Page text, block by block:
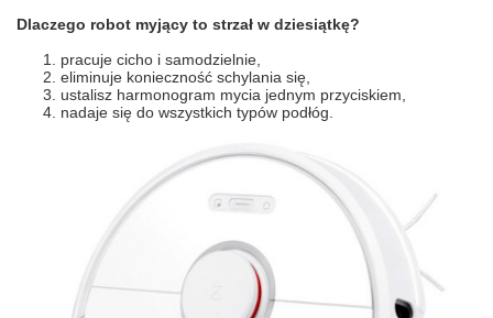
Dlaczego robot myjący to strzał w dziesiątkę?
pracuje cicho i samodzielnie,
eliminuje konieczność schylania się,
ustalisz harmonogram mycia jednym przyciskiem,
nadaje się do wszystkich typów podłóg.